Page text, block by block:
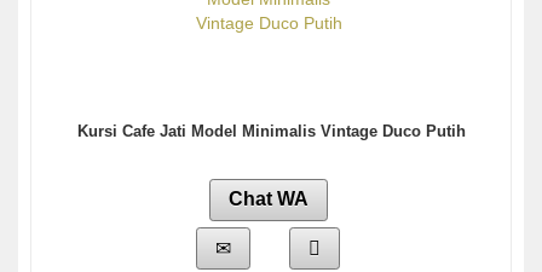
Kursi Cafe Jati Model Minimalis Vintage Duco Putih
Chat WA